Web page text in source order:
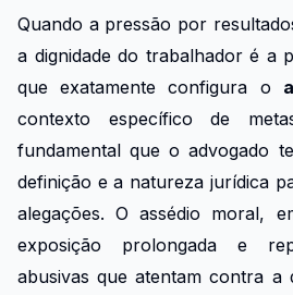
Quando a pressão por
a dignidade do trabalhador é a
que exatamente configura o
contexto específico de
fundamental que o advogado
definição e a natureza jurídica
alegações. O assédio moral,
exposição prolongada e
abusivas que atentam contra a